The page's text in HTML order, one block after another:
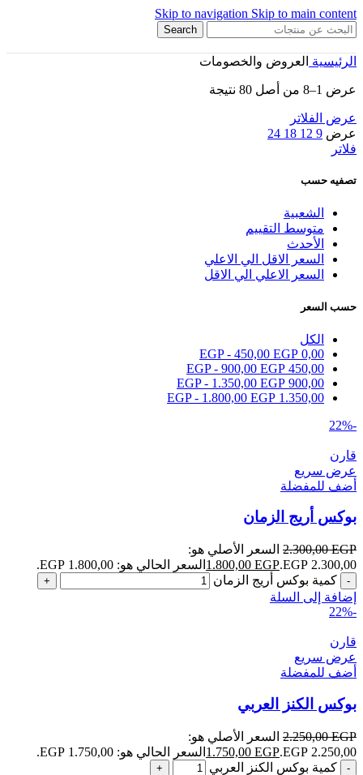
Skip to navigation Skip to main content
Search
الرئيسية العروض والخصومات
عرض 1–8 من أصل 80 نتيجة
عرض الفلاتر
عرض 9
12
18
24
فلاتر
تصفيه حسب
الشعبية
متوسط التقييم
الأحدث
السعر الاقل الي الاعلي
السعر الاعلي الي الاقل
حسب السعر
الكل
0,00
EGP- 450,00 EGP
450,00
EGP- 900,00 EGP
900,00
EGP- 1.350,00 EGP
1.350,00
EGP- 1.800,00 EGP
-22%
قارن
عرض سريع
أضف للمفضلة
بوكس أريج الزمان
2.300,00EGP
السعر الأصلي هو:
2.300,00 EGP.
1.800,00 EGP
السعر الحالي هو: 1.800,00 EGP.
كمية بوكس أريج الزمان
إضافة إلى السلة
-22%
قارن
عرض سريع
أضف للمفضلة
بوكس الكنز العربي
2.250,00EGP
السعر الأصلي هو:
2.250,00 EGP.
1.750,00 EGP
السعر الحالي هو: 1.750,00 EGP.
كمية بوكس الكنز العربي